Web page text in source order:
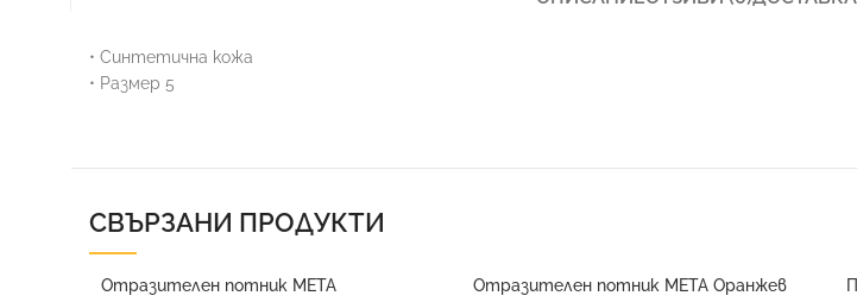
ФУТБОЛ
• Синтетична кожа
• Размер 5
СВЪРЗАНИ ПРОДУКТИ
Отразителен потник META
Отразителен потник META Оранжев